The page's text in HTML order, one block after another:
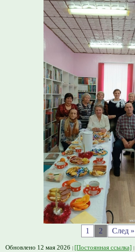
1 2 След »
Обновлено 12 мая 2026 [Постоянная ссылка]